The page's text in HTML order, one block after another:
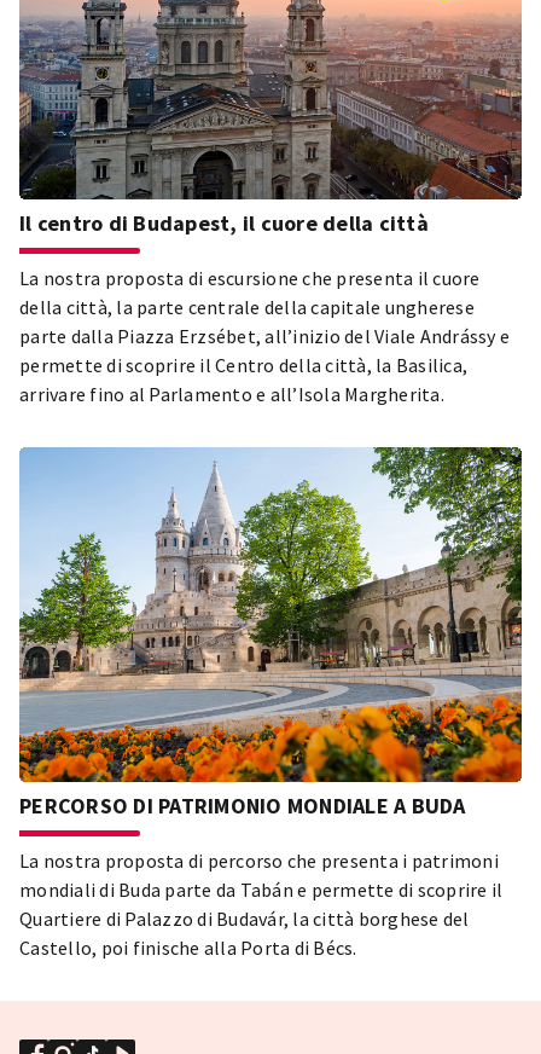
classified as certified, bronze, silver or gold. All the
buildings that have met the requirements and earned the
certification mark can be viewed on access4you.io and in
the Access4you mobile app.
Il centro di Budapest, il cuore della città
La nostra proposta di escursione che presenta il cuore
della città, la parte centrale della capitale ungherese
parte dalla Piazza Erzsébet, all’inizio del Viale Andrássy e
permette di scoprire il Centro della città, la Basilica,
arrivare fino al Parlamento e all’Isola Margherita.
PERCORSO DI PATRIMONIO MONDIALE A BUDA
La nostra proposta di percorso che presenta i patrimoni
mondiali di Buda parte da Tabán e permette di scoprire il
Quartiere di Palazzo di Budavár, la città borghese del
Castello, poi finische alla Porta di Bécs.